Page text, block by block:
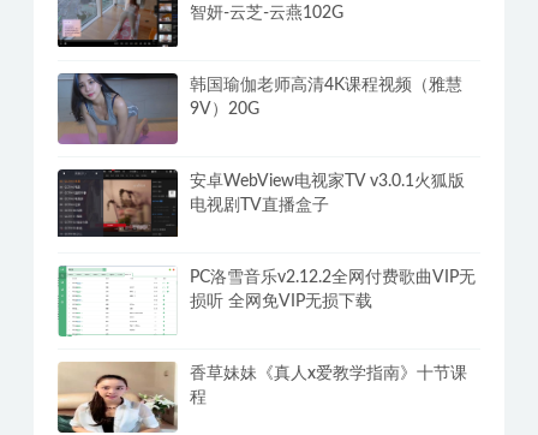
智妍-云芝-云燕102G
韩国瑜伽老师高清4K课程视频（雅慧
9V）20G
安卓WebView电视家TV v3.0.1火狐版
电视剧TV直播盒子
PC洛雪音乐v2.12.2全网付费歌曲VIP无
损听 全网免VIP无损下载
香草妹妹《真人x爱教学指南》十节课
程